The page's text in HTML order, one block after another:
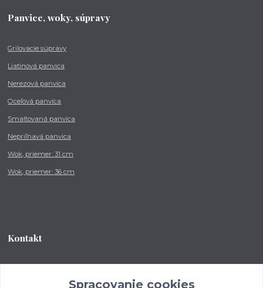
Panvice, woky, súpravy
Grilovacie súpravy
Liatinová panvica
Nerezová panvica
Oceľová panvica
Smaltovaná panvica
Nepriľnavá panvica
Wok, priemer: 31 cm
Wok, priemer: 36 cm
Kontakt
od 8:00 - do 16:00 hodSpracovanie cookies